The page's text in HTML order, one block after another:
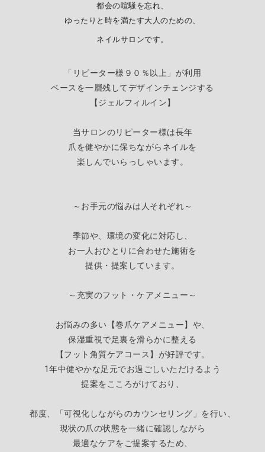
都会の喧騒を忘れ、
ゆったりと時を満たす大人のための、
ネイルサロンです。
「リピーター様９０％以上」が利用
ベースを一層残してデザインチェンジする
【ジェルフィルイン】
当サロンのリピーター様は長年
爪を健やかに保ちながらネイルを
楽しんでいらっしゃいます。
～お手元の悩みは人それぞれ～
季節や、環境の変化に対応し、
お一人おひとりに合わせた施術を
提供・提案しています。
～充実のフット・ケアメニュー～
お悩みの多い【巻爪ケアメニュー】や、
保湿重視で足裏を滑らかに整える
【フット角質ケアコース】が好評です。
1年中健やかな足元でお過ごしいただけるよう
提案をこころがけており、
都度、「可視化しながらのカウンセリング」を行い、
現状の爪の状態を一緒に確認しながら
最適なケアをご提案するため